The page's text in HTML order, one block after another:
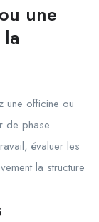
une
une officine ou
de phase
évaluer les
la structure